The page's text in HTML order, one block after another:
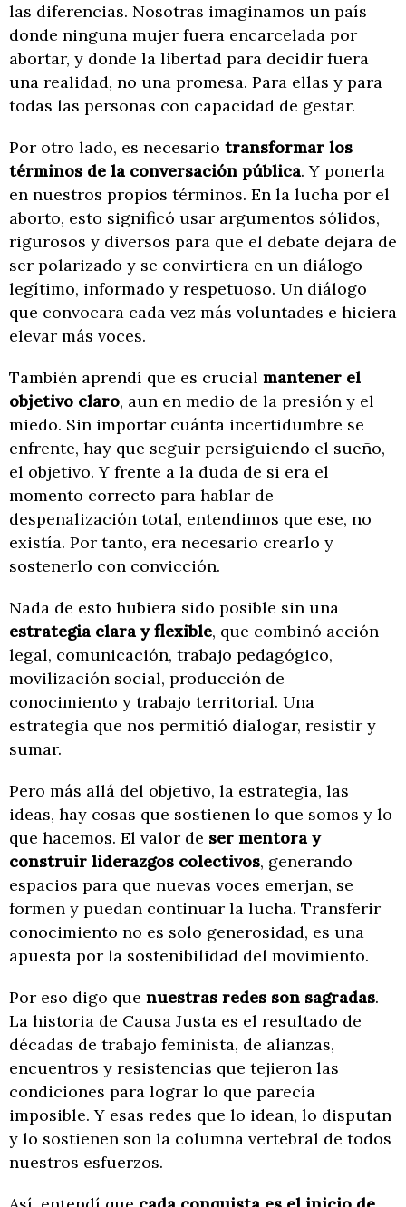
las diferencias. Nosotras imaginamos un país
donde ninguna mujer fuera encarcelada por
abortar, y donde la libertad para decidir fuera
una realidad, no una promesa. Para ellas y para
todas las personas con capacidad de gestar.
Por otro lado, es necesario transformar los
términos de la conversación pública. Y ponerla
en nuestros propios términos. En la lucha por el
aborto, esto significó usar argumentos sólidos,
rigurosos y diversos para que el debate dejara de
ser polarizado y se convirtiera en un diálogo
legítimo, informado y respetuoso. Un diálogo
que convocara cada vez más voluntades e hiciera
elevar más voces.
También aprendí que es crucial mantener el
objetivo claro, aun en medio de la presión y el
miedo. Sin importar cuánta incertidumbre se
enfrente, hay que seguir persiguiendo el sueño,
el objetivo. Y frente a la duda de si era el
momento correcto para hablar de
despenalización total, entendimos que ese, no
existía. Por tanto, era necesario crearlo y
sostenerlo con convicción.
Nada de esto hubiera sido posible sin una
estrategia clara y flexible, que combinó acción
legal, comunicación, trabajo pedagógico,
movilización social, producción de
conocimiento y trabajo territorial. Una
estrategia que nos permitió dialogar, resistir y
sumar.
Pero más allá del objetivo, la estrategia, las
ideas, hay cosas que sostienen lo que somos y lo
que hacemos. El valor de ser mentora y
construir liderazgos colectivos, generando
espacios para que nuevas voces emerjan, se
formen y puedan continuar la lucha. Transferir
conocimiento no es solo generosidad, es una
apuesta por la sostenibilidad del movimiento.
Por eso digo que nuestras redes son sagradas.
La historia de Causa Justa es el resultado de
décadas de trabajo feminista, de alianzas,
encuentros y resistencias que tejieron las
condiciones para lograr lo que parecía
imposible. Y esas redes que lo idean, lo disputan
y lo sostienen son la columna vertebral de todos
nuestros esfuerzos.